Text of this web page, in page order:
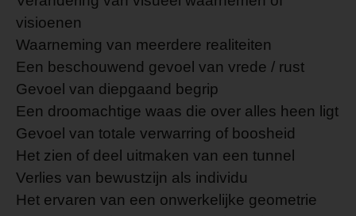
visioenen
Waarneming van meerdere realiteiten
Een beschouwend gevoel van vrede / rust
Gevoel van diepgaand begrip
Een droomachtige waas die over alles heen ligt
Gevoel van totale verwarring of boosheid
Het zien of deel uitmaken van een tunnel
Verlies van bewustzijn als individu
Het ervaren van een onwerkelijke geometrie